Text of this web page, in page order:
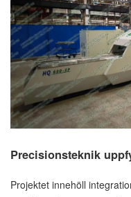
Precisionsteknik
Projektet innehöll